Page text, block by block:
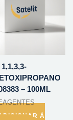
1,1,3,3-
– 100ML
À